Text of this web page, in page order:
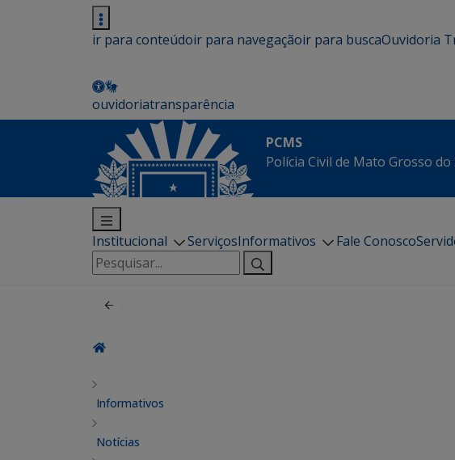
ir para conteúdoir para navegaçãoir para buscaOuvidoria
ouvidoriatransparência
PCMS
Polícia Civil de Mato Grosso do
Institucional ServiçosInformativos Fale Conosco
Pesquisar
por:
Informativos
Notícias